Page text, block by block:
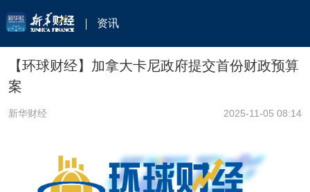
资讯
【环球财经】加拿大卡尼政府提交首份财政预算
案
新华财经 2025-11-05 08:14